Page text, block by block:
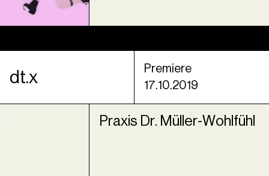
dt.x
Premiere
17.10.2019
Praxis Dr. Müller-Wohlfühl